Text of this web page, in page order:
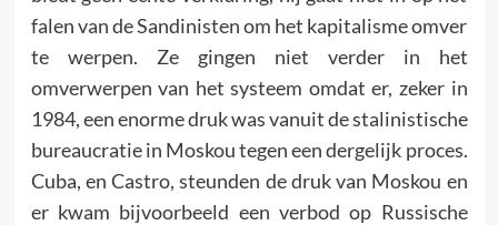
falen van de Sandinisten om het kapitalisme omver
te werpen. Ze gingen niet verder in het
omverwerpen van het systeem omdat er, zeker in
1984, een enorme druk was vanuit de stalinistische
bureaucratie in Moskou tegen een dergelijk proces.
Cuba, en Castro, steunden de druk van Moskou en
er kwam bijvoorbeeld een verbod op Russische